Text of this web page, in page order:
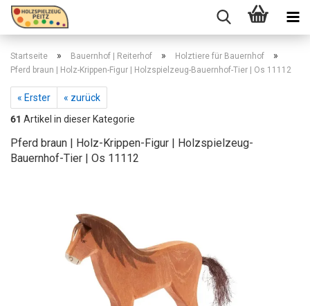
Startseite » Bauernhof | Reiterhof » Holztiere für Bauernhof »
Pferd braun | Holz-Krippen-Figur | Holzspielzeug-Bauernhof-Tier | Os 11112
« Erster
« zurück
61 Artikel in dieser Kategorie
Pferd braun | Holz-Krippen-Figur | Holzspielzeug-
Bauernhof-Tier | Os 11112